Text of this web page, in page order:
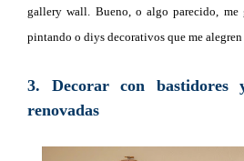
gallery wall. Bueno, o algo parecido, me
pintando o diys decorativos que me
3. Decorar con bastidores
renovadas